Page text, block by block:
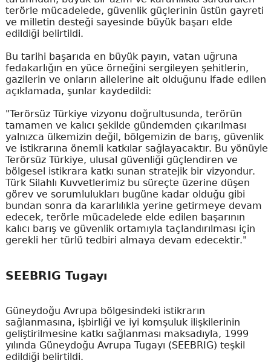
terörle mücadelede, güvenlik güçlerinin üstün gayreti
ve milletin desteği sayesinde büyük başarı elde
edildiği belirtildi.
Bu tarihi başarıda en büyük payın, vatan uğruna
fedakarlığın en yüce örneğini sergileyen şehitlerin,
gazilerin ve onların ailelerine ait olduğunu ifade edilen
açıklamada, şunlar kaydedildi:
"Terörsüz Türkiye vizyonu doğrultusunda, terörün
tamamen ve kalıcı şekilde gündemden çıkarılması
yalnızca ülkemizin değil, bölgemizin de barış, güvenlik
ve istikrarına önemli katkılar sağlayacaktır. Bu yönüyle
Terörsüz Türkiye, ulusal güvenliği güçlendiren ve
bölgesel istikrara katkı sunan stratejik bir vizyondur.
Türk Silahlı Kuvvetlerimiz bu süreçte üzerine düşen
görev ve sorumlulukları bugüne kadar olduğu gibi
bundan sonra da kararlılıkla yerine getirmeye devam
edecek, terörle mücadelede elde edilen başarının
kalıcı barış ve güvenlik ortamıyla taçlandırılması için
gerekli her türlü tedbiri almaya devam edecektir."
SEEBRIG Tugayı
Güneydoğu Avrupa bölgesindeki istikrarın
sağlanmasına, işbirliği ve iyi komşuluk ilişkilerinin
geliştirilmesine katkı sağlanması maksadıyla, 1999
yılında Güneydoğu Avrupa Tugayı (SEEBRIG) teşkil
edildiği belirtildi.